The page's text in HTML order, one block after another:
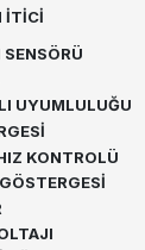
İTİCİ
UYUMLULUĞU
KONTROLÜ